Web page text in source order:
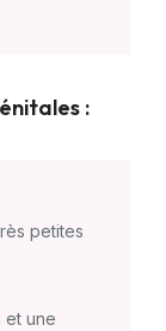
:
petites
et une